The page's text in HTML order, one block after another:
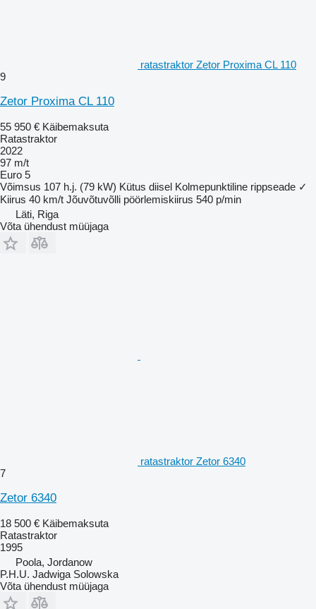
ratastraktor Zetor Proxima CL 110
9
Zetor Proxima CL 110
55 950 € Käibemaksuta
Ratastraktor
2022
97 m/t
Euro 5
Võimsus 107 h.j. (79 kW) Kütus diisel Kolmepunktiline rippseade ✓
Kiirus 40 km/t Jõuvõtuvõlli pöörlemiskiirus 540 p/min
Läti, Riga
Võta ühendust müüjaga
ratastraktor Zetor 6340
7
Zetor 6340
18 500 € Käibemaksuta
Ratastraktor
1995
Poola, Jordanow
P.H.U. Jadwiga Solowska
Võta ühendust müüjaga